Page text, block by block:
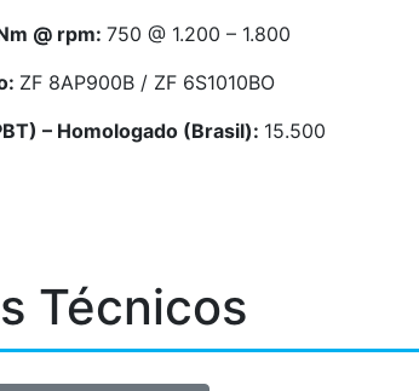
@ rpm: 750 @ 1.200 – 1.800
ZF 8AP900B / ZF 6S1010BO
– Homologado (Brasil): 15.500
Técnicos